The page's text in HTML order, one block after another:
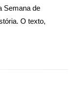
Semana de
O texto,